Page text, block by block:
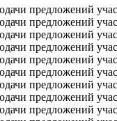
предложений
предложений
предложений
предложений
предложений
предложений
предложений
предложений
предложений